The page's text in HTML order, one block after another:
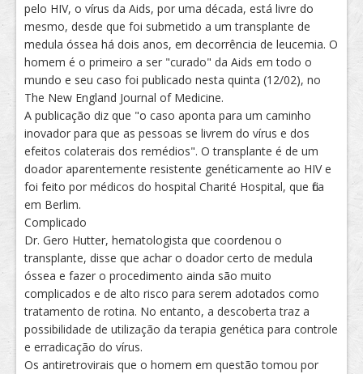
pelo HIV, o vírus da Aids, por uma década, está livre do
mesmo, desde que foi submetido a um transplante de
medula óssea há dois anos, em decorrência de leucemia. O
homem é o primeiro a ser "curado" da Aids em todo o
mundo e seu caso foi publicado nesta quinta (12/02), no
The New England Journal of Medicine.
A publicação diz que "o caso aponta para um caminho
inovador para que as pessoas se livrem do vírus e dos
efeitos colaterais dos remédios". O transplante é de um
doador aparentemente resistente genéticamente ao HIV e
foi feito por médicos do hospital Charité Hospital, que fica
em Berlim.
Complicado
Dr. Gero Hutter, hematologista que coordenou o
transplante, disse que achar o doador certo de medula
óssea e fazer o procedimento ainda são muito
complicados e de alto risco para serem adotados como
tratamento de rotina. No entanto, a descoberta traz a
possibilidade de utilização da terapia genética para controle
e erradicação do vírus.
Os antiretrovirais que o homem em questão tomou por